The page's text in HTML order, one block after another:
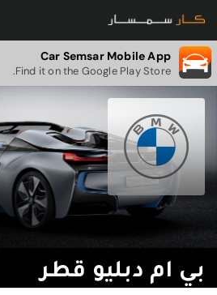
Car Semsar Mobile App
Find it on the Google Play Store.
بي ام دبليو قطر